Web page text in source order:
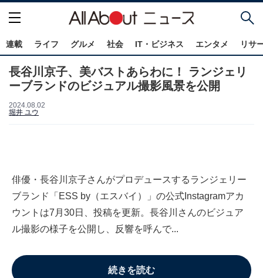
連載 ライフ グルメ 社会 IT・ビジネス エンタメ リサ
長谷川京子、美バストあらわに！ ランジェリ
ーブランドのビジュアル撮影風景を公開
2024.08.02
堀井 ユウ
俳優・長谷川京子さんがプロデュースするランジェリー
ブランド「ESS by（エスバイ）」の公式Instagramアカ
ウントは7月30日、投稿を更新。長谷川さんのビジュア
ル撮影の様子を公開し、反響を呼んで...
続きを読む